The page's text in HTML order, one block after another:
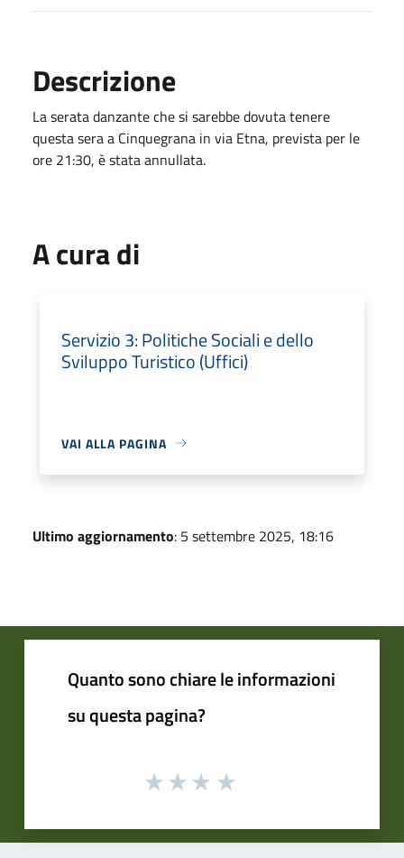
Descrizione
La serata danzante che si sarebbe dovuta tenere
questa sera a Cinquegrana in via Etna, prevista per le
ore 21:30, è stata annullata.
A cura di
Servizio 3: Politiche Sociali e dello
Sviluppo Turistico (Uffici)
VAI ALLA PAGINA
Ultimo aggiornamento: 5 settembre 2025, 18:16
Quanto sono chiare le informazioni
su questa pagina?